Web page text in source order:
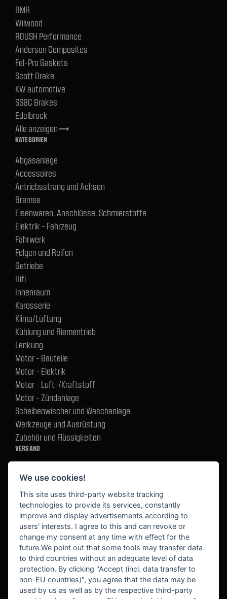
BMR
Wilwood
ROUSH Performance
Anderson Composites
Fel-Pro Gaskets
Scott Drake
KW automotive
SSBC Brakes
Edelbrock
Alle anzeigentrending_flat
KATEGORIEN
Abgasanlage
Accessoires
Antriebsstrang und Achsen
Bremse
Eisenwaren, Anschlüsse, Schmierstoffe
Elektrik - Fahrzeug
Fahrwerk
Felgen und Reifen
Getriebe
Hifi
Innenraum
Karosserie
Klima/Lüftung
Kühlung und Riementrieb
Lenkung
Motor - Bauteile
Motor - Elektrik
Motor - Luft-/Kraftstoff
Motor - Zündanlage
Scheibenwischer und Waschanlage
Werkzeuge und Ausrüstung
Zubehör und Flüssigkeiten
VERSAND
BEKANNT AUS
We use cookies!
This site uses third-party website tracking
technologies to provide its services, constantly
improve and display advertisements according to
users' interests. I agree to this and can revoke or
change my consent at any time with effect for the
future.We point out that some tools may transfer data
to third countries without an adequate level of data
protection. By clicking "Accept (incl. data transfer to
non-EU countries)", you agree that the data may be
used by us as well as by the respective third-party